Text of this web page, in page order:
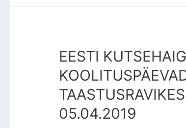
EESTI
05.04.2019